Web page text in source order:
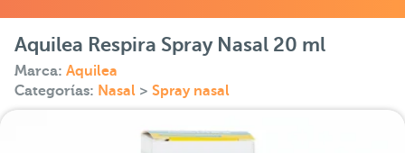
Aquilea Respira Spray Nasal 20 ml
Marca: Aquilea
Categorías: Nasal > Spray nasal